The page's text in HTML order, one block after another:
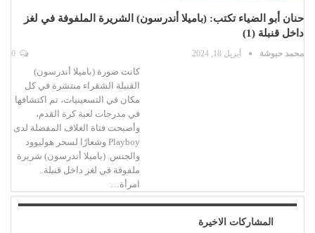
حنان أبو الضياء تكتب: (باميلا أندرسون) الشريرة الملفوفة في لغز
داخل قنبلة (1)
محمد حبوشة أبريل 18, 2024
كانت صورة (باميلا أندرسون)
القنبلة الشقراء منتشرة في كل
مكان في التسعينيات، تم اكتشافها
في مدرجات لعبة كرة القدم،
وأصبحت فتاة الغلاف المفضلة لدى
Playboy وشعارًا لسحر هوليوود
والجنس. (باميلا أندرسون) شريرة
ملفوفة في لغز داخل قنبلة..
امرأة…
المشاركات الاخيرة